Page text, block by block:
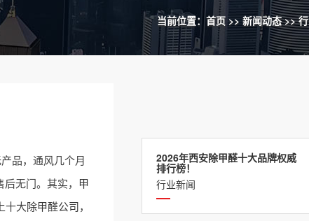
当前位置： 首页 >> 新闻动态>>
2026年西安除甲醛十大品牌权威
排行榜！
行业新闻
品，通风几个月
无门。其实， 甲
十大除甲醛公司，